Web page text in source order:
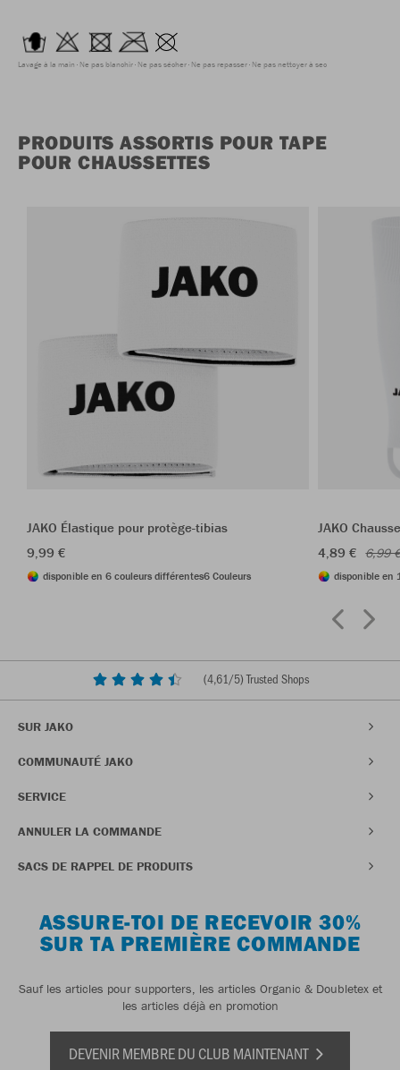
Lavage à la main Ne pas blanchir Ne pas sécher Ne pas repasser Ne pas nettoyer à sec
PRODUITS ASSORTIS POUR TAPE
POUR CHAUSSETTES
JAKO Élastique pour protège-tibias
9,99 €
disponible en 6 couleurs différentes6 Couleurs
JAKO
4,89 € 6,99
disponible en
(4,61/5) Trusted Shops
SUR JAKO
COMMUNAUTÉ JAKO
SERVICE
ANNULER LA COMMANDE
SACS DE RAPPEL DE PRODUITS
ASSURE-TOI DE RECEVOIR 30%
SUR TA PREMIÈRE COMMANDE
Sauf les articles pour supporters, les articles Organic & Doubletex et
les articles déjà en promotion
DEVENIR MEMBRE DU CLUB MAINTENANT